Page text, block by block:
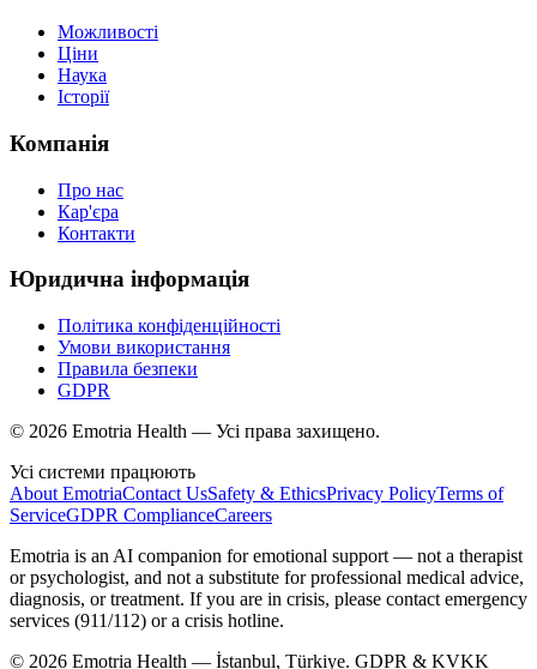
Можливості
Ціни
Наука
Історії
Компанія
Про нас
Кар'єра
Контакти
Юридична інформація
Політика конфіденційності
Умови використання
Правила безпеки
GDPR
© 2026 Emotria Health — Усі права захищено.
Усі системи працюють
About EmotriaContact UsSafety & EthicsPrivacy PolicyTerms of
ServiceGDPR ComplianceCareers
Emotria is an AI companion for emotional support — not a therapist
or psychologist, and not a substitute for professional medical advice,
diagnosis, or treatment. If you are in crisis, please contact emergency
services (911/112) or a crisis hotline.
© 2026 Emotria Health — İstanbul, Türkiye. GDPR & KVKK